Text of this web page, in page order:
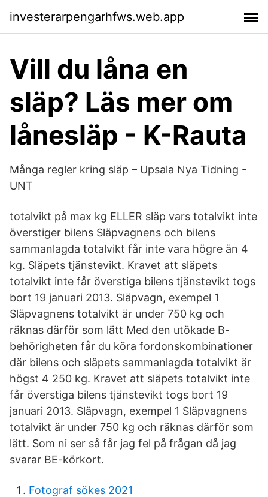
investerarpengarhfws.web.app
Vill du låna en
släp? Läs mer om
lånesläp - K-Rauta
Många regler kring släp – Upsala Nya Tidning -
UNT
totalvikt på max kg ELLER släp vars totalvikt inte
överstiger bilens Släpvagnens och bilens
sammanlagda totalvikt får inte vara högre än 4
kg. Släpets tjänstevikt. Kravet att släpets
totalvikt inte får överstiga bilens tjänstevikt togs
bort 19 januari 2013. Släpvagn, exempel 1
Släpvagnens totalvikt är under 750 kg och
räknas därför som lätt Med den utökade B-
behörigheten får du köra fordonskombinationer
där bilens och släpets sammanlagda totalvikt är
högst 4 250 kg. Kravet att släpets totalvikt inte
får överstiga bilens tjänstevikt togs bort 19
januari 2013. Släpvagn, exempel 1 Släpvagnens
totalvikt är under 750 kg och räknas därför som
lätt. Som ni ser så får jag fel på frågan då jag
svarar BE-körkort.
Fotograf sökes 2021